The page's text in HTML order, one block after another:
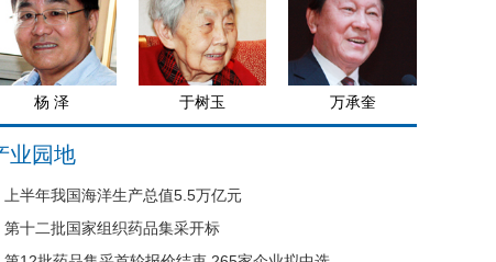
杨 泽 于树玉 万承奎
业园地
上半年我国海洋生产总值5.5万亿元
第十二批国家组织药品集采开标